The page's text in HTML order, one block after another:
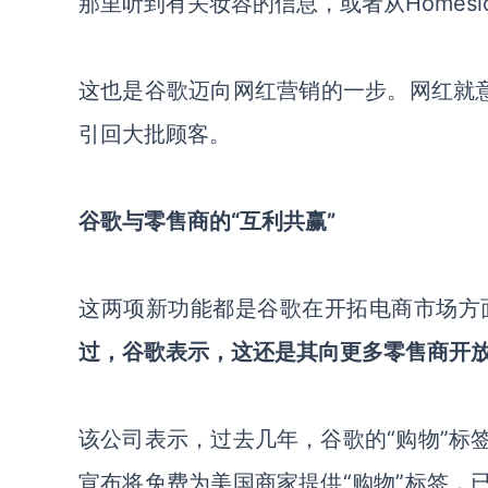
这也是谷歌迈向网红营销的一步。网红
引回大批顾客。
谷歌与零售商的“互利共赢”
这两项新功能都是谷歌在开拓电商市场
过，谷歌表示，这还是其向更多零售商开
该公司表示，过去几年，谷歌的“购物”标
宣布将免费为美国商家提供“购物”标签，